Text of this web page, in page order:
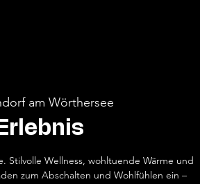
am Wörthersee
Stilvolle Wellness, wohltuende Wärme und
zum Abschalten und Wohlfühlen ein –